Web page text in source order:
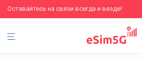
Оставайтесь на связи всегда и везде!